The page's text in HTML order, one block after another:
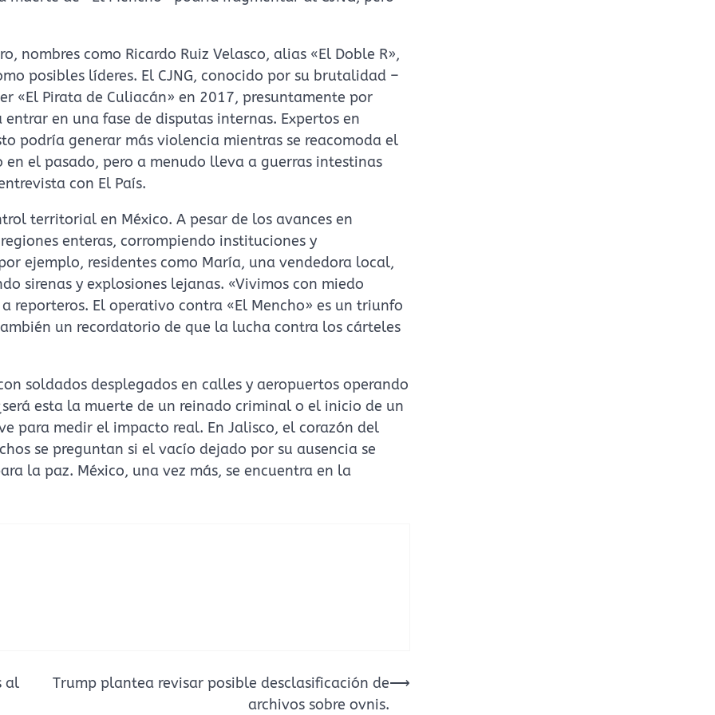
nombres como Ricardo Ruiz Velasco, alias «El Doble R»,
posibles líderes. El CJNG, conocido por su brutalidad –
«El Pirata de Culiacán» en 2017, presuntamente por
en una fase de disputas internas. Expertos en
podría generar más violencia mientras se reacomoda el
el pasado, pero a menudo lleva a guerras intestinas
con El País.
territorial en México. A pesar de los avances en
enteras, corrompiendo instituciones y
ejemplo, residentes como María, una vendedora local,
sirenas y explosiones lejanas. «Vivimos con miedo
reporteros. El operativo contra «El Mencho» es un triunfo
un recordatorio de que la lucha contra los cárteles
soldados desplegados en calles y aeropuertos operando
esta la muerte de un reinado criminal o el inicio de un
para medir el impacto real. En Jalisco, el corazón del
se preguntan si el vacío dejado por su ausencia se
la paz. México, una vez más, se encuentra en la
al
Trump plantea revisar posible desclasificación de
archivos sobre ovnis.
⟶